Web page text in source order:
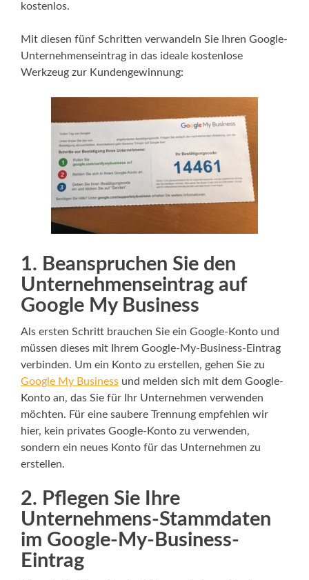
kostenlos.
Mit diesen fünf Schritten verwandeln Sie Ihren Google-
Unternehmenseintrag in das ideale kostenlose
Werkzeug zur Kundengewinnung:
1. Beanspruchen Sie den
Unternehmenseintrag auf
Google My Business
Als ersten Schritt brauchen Sie ein Google-Konto und
müssen dieses mit Ihrem Google-My-Business-Eintrag
verbinden. Um ein Konto zu erstellen, gehen Sie zu
Google My Business und melden sich mit dem Google-
Konto an, das Sie für Ihr Unternehmen verwenden
möchten. Für eine saubere Trennung empfehlen wir
hier, kein privates Google-Konto zu verwenden,
sondern ein neues Konto für das Unternehmen zu
erstellen.
2. Pflegen Sie Ihre
Unternehmens-Stammdaten
im Google-My-Business-
Eintrag